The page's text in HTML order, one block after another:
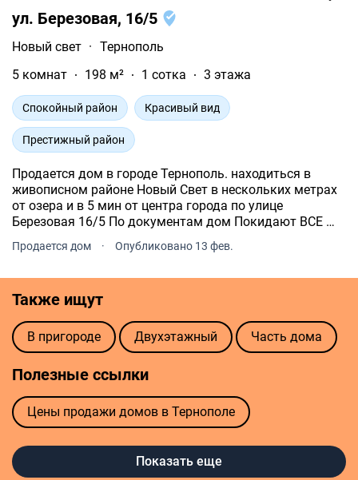
ул. Березовая, 16/5
Новый свет · Тернополь
5 комнат
198 м² 1 сотка 3 этажа
Спокойный район Красивый вид
Престижный район
Продается дом в городе Тернополь. находиться в
живописном районе Новый Свет в нескольких метрах
от озера и в 5 мин от центра города по улице
Березовая 16/5 По документам дом Покидают ВСЕ ️
Земельный участок 0, 013 га 5 отдельных комнат
гараж 20 кв.м сауна на 6 мест терраса + двор 198 кв.
Продается дом · Опубликовано 13 фев.
Также ищут
В пригороде Двухэтажный Часть дома
Полезные ссылки
Цены продажи домов в Тернополе
Показать еще